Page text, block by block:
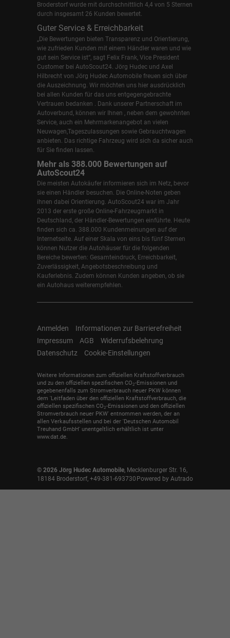
Broderstorf wurde mit durchschnittlich 4,4 von 5 Sternen
durch insgesamt 26 Kunden bewertet.
Guter Service & Erreichbarkeit
„Die Bewertungen bieten Transparenz und Orientierung,
wie zufrieden Kunden mit einem Händler waren und wie
gut sein Service ist“, sagt Felix Frank, Vice President
Customer bei AutoScout24. Jörg Hudec und Axel
Hilbrecht von Jörg Hudec Automobile freuen sich über
die Auszeichnung. Wir möchten uns hier ausdrücklich
bei allen Kunden für das uns entgegengebrachte
Vertrauen bedanken . Dank unserer Partnerschaft im
Autoverbund, können wir Ihnen , neben dem gewohnten
Service, auch ein Mehrmarkenangebot an vielen
Neuwagen,Tageszulassungen sowie Gebrauchtwagen
anbieten. Das richtige Fahrzeug wird sich da sicher auch
für Sie finden lassen.
Mehr als 388.000 Bewertungen auf
AutoScout24
Die meisten Autokäufer informieren sich im Netz, bevor
sie einen Händler besuchen. Die Online-Noten geben
ihnen dabei Orientierung. AutoScout24 war im Jahr
2013 der erste große Online-Fahrzeugmarkt in
Deutschland, der Händler-Bewertungen einführte. Heute
finden sich ca. 388.000 Kundenmeinungen auf der
Internetseite. Auf einer Skala von eins bis fünf Sternen
können Nutzer die Autohäuser für die folgenden
Bereiche bewerten: Gesamteindruck, Erreichbarkeit,
Zuverlässigkeit, Angebotsbeschreibung und
Kauferlebnis. Zudem können Kunden angeben, ob sie
ein Autohaus weiterempfehlen.
Anmelden
Informationen zur Barrierefreiheit
Impressum
AGB
Widerrufsbelehrung
Datenschutz
Cookie-Einstellungen
Weitere Informationen zum offiziellen Kraftstoffverbrauch
und zu den offiziellen spezifischen CO2-Emissionen und
gegebenenfalls zum Stromverbrauch neuer PKW können
dem 'Leitfaden über den offiziellen Kraftstoffverbrauch, die
offiziellen spezifischen CO2-Emissionen und den offiziellen
Stromverbrauch neuer PKW' entnommen werden, der an
allen Verkaufsstellen und bei der 'Deutschen Automobil
Treuhand GmbH' unentgeltlich erhältlich ist unter
www.dat.de.
© 2026 Jörg Hudec Automobile Mecklenburger Str. 16
18184 Broderstorf, +49-381-693730 Powered by Autrado